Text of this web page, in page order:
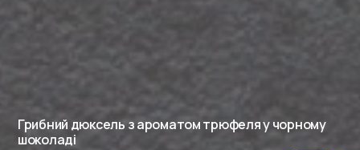
Грибний дюксель з ароматом трюфеля у чорному
шоколаді